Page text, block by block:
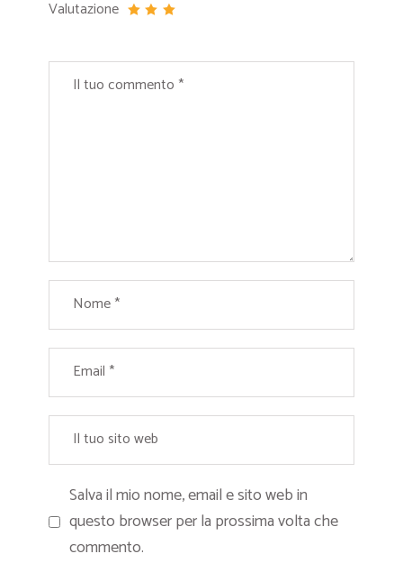
Valutazione
Salva il mio nome, email e sito web in
questo browser per la prossima volta che
commento.